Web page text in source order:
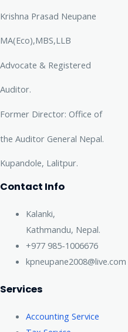
Krishna Prasad Neupane
MA(Eco),MBS,LLB
Advocate & Registered
Auditor.
Former Director: Office of
the Auditor General Nepal.
Kupandole, Lalitpur.
Contact Info
Kalanki,
Kathmandu, Nepal​.
+977 985-1006676
kpneupane2008@live.com
Services
Accounting Service